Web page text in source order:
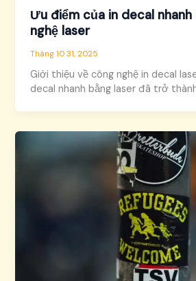
Ưu điểm của in decal
nghệ laser
Tháng 10 31, 2025
Giới thiệu về công nghệ in decal
decal nhanh bằng laser đã trở